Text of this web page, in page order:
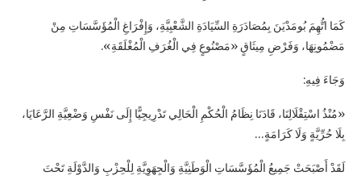
كَمَا اتُّهِمَ بُومَدْيَنَ بِمُصَادَرَةِ السِّيَادَةِ الشَّعْبِيَّةِ، وَإِفْرَاغِ الْمُؤَسَّسَاتِ مِنْ
مَضْمُونِهَا، وَفَرْضِ مِيثَاقٍ «مَصْنُوعٍ فِي الْغُرَفِ الْمُغْلَقَةِ».
وَجَاءَ فِيهِ:
«مُنْذُ اسْتِقْلَالِنَا، قَادَنَا نِظَامُ الْحُكْمِ الْحَالِي تَدْرِيجِيًّا إِلَى نَفْسِ وَضْعِيَّةِ الرَّعَايَا،
بِلَا حُرِّيَّةٍ وَلَا كَرَامَةٍ…
لَقَدْ أَصْبَحَتْ جَمِيعُ الْمُؤَسَّسَاتِ الْوَطَنِيَّةِ وَالْجِهَوِيَّةِ لِلْحِزْبِ وَالدَّوْلَةِ تَحْتَ